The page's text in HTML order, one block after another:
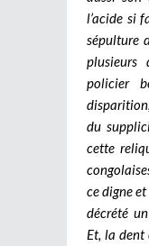
l’acide si
sépulture
plusieurs
policier
du
cette
ce digne
décrété
Et, la dent